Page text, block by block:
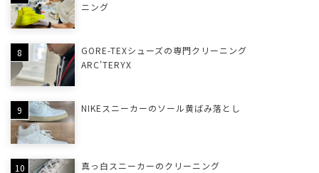
ニング
GORE-TEXシューズの専門クリーニング
ARC'TERYX
NIKEスニーカーのソール黄ばみ落とし
真っ白スニーカーのクリーニング